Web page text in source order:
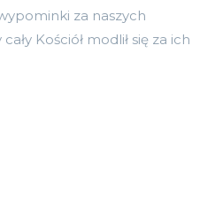
za naszych
Kościół modlił się za ich